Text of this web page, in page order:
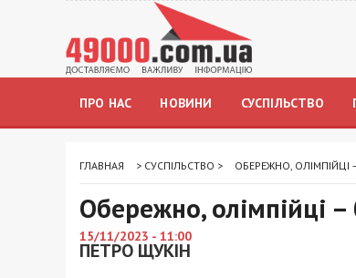
ПРО НАС НОВИНИ СУСПІЛЬСТВО
ГЛАВНАЯ > СУСПІЛЬСТВО > ОБЕРЕЖНО, ОЛІМПІЙЦІ
Обережно, олімпійці –
15/11/2023 - 11:00
ПЕТРО ЩУКІН